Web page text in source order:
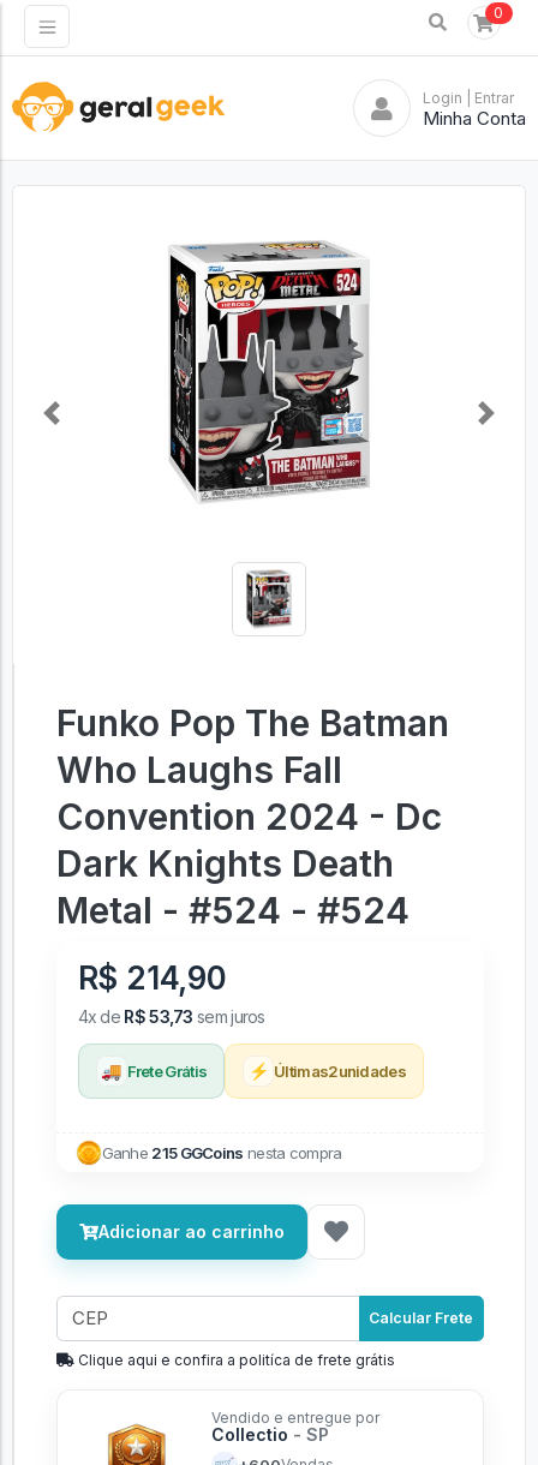
0
Login | Entrar
Minha Conta
Previous Next
Funko Pop The Batman
Who Laughs Fall
Convention 2024 - Dc
Dark Knights Death
Metal - #524 - #524
R$ 214,90
4x de R$ 53,73 sem juros
🚚 Frete Grátis ⚡ Últimas2unidades
Ganhe 215 GGCoins nesta compra
Adicionar ao carrinho
Calcular Frete
Clique aqui e confira a politíca de frete grátis
Vendido e entregue por
Collectio - SP